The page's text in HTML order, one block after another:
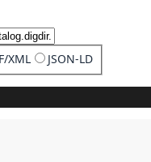
XML JSON-LD